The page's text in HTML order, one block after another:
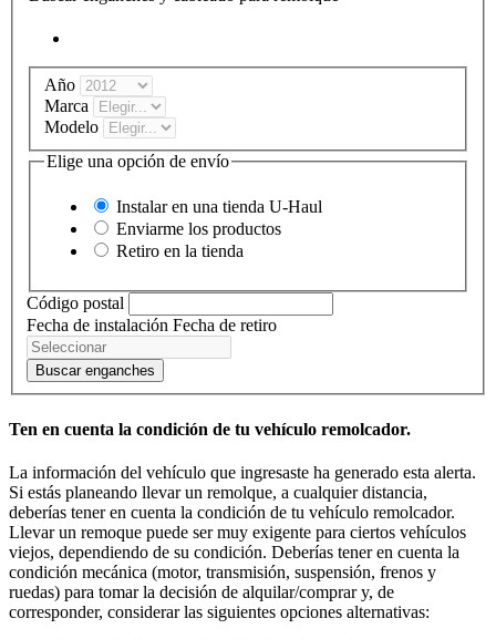
Año
Marca
Modelo
Elige una opción de envío
Instalar en una tienda U-Haul
Enviarme los productos
Retiro en la tienda
Código postal
Fecha de instalación Fecha de retiro
Buscar enganches
Ten en cuenta la condición de tu vehículo remolcador.
La información del vehículo que ingresaste ha generado esta alerta.
Si estás planeando llevar un remolque, a cualquier distancia,
deberías tener en cuenta la condición de tu vehículo remolcador.
Llevar un remoque puede ser muy exigente para ciertos vehículos
viejos, dependiendo de su condición. Deberías tener en cuenta la
condición mecánica (motor, transmisión, suspensión, frenos y
ruedas) para tomar la decisión de alquilar/comprar y, de
corresponder, considerar las siguientes opciones alternativas: